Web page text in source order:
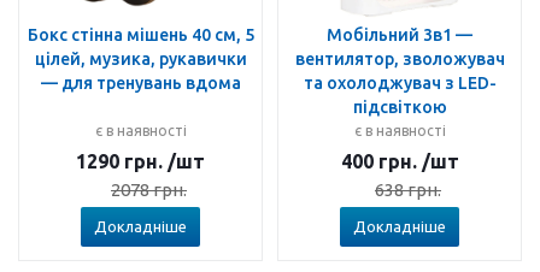
Бокс стінна мішень 40 см, 5
цілей, музика, рукавички
— для тренувань вдома
є в наявності
1290 грн. /шт
2078грн.
Докладніше
Мобільний 3в1 —
вентилятор, зволожувач
та охолоджувач з LED-
підсвіткою
є в наявності
400 грн. /шт
638грн.
Докладніше